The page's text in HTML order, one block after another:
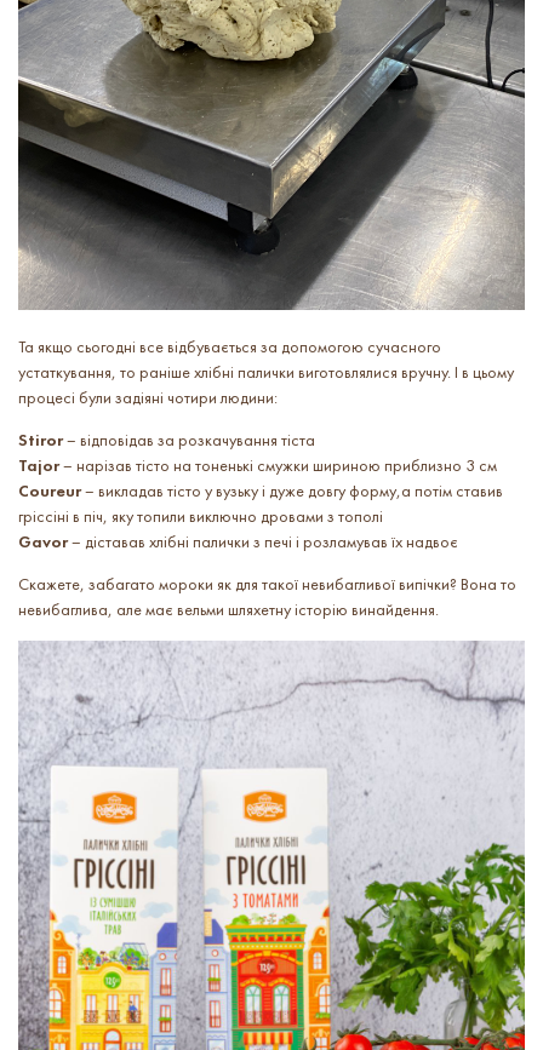
Та якщо сьогодні все відбувається за допомогою сучасного
устаткування, то раніше хлібні палички виготовлялися вручну. І в цьому
процесі були задіяні чотири людини:
Stiror– відповідав за розкачування тіста
Tajor– нарізав тісто на тоненькі смужки шириною приблизно 3 см
Coureur– викладав тісто у вузьку і дуже довгу форму,а потім ставив
гріссіні в піч, яку топили виключно дровами з тополі
Gavor– діставав хлібні палички з печі і розламував їх надвоє
Скажете, забагато мороки як для такої невибагливої випічки? Вона то
невибаглива, але має вельми шляхетну історію винайдення.